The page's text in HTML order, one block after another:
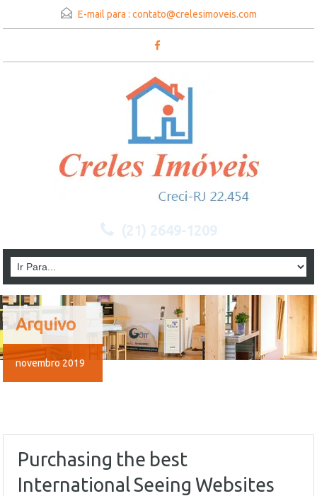
E-mail para : contato@crelesimoveis.com
(21) 2649-1209
Arquivo
novembro 2019
Purchasing the best
International Seeing Websites